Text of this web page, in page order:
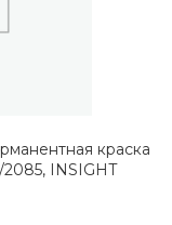
краска
INSIGHT